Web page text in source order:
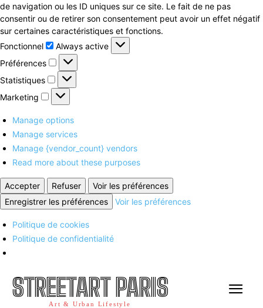
de navigation ou les ID uniques sur ce site. Le fait de ne pas
consentir ou de retirer son consentement peut avoir un effet négatif
sur certaines caractéristiques et fonctions.
Fonctionnel
Fonctionnel
Always active
Préférences
Préférences
Statistiques Statistiques
Marketing Marketing
Manage options
Manage services
Manage {vendor_count} vendors
Read more about these purposes
Accepter Refuser
Voir les préférences
Enregistrer les préférences
Voir les préférences
Politique de cookies
Politique de confidentialité
STREETART PARIS
Art & Urban Lifestyle